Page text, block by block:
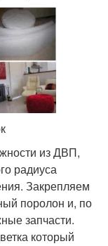
из ДВП,
радиуса
Закрепляем
поролон и, по
запчасти.
который